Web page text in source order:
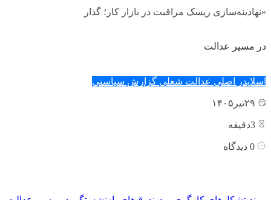
«نهادینه‌سازی ریسک مراقبت در بازار کار؛ گذار
در مسیر عدالت
اسلایدر اصلی عدالت شغلی گزارش سیاستی
تیر ۱۴۰۵
دقیقه
دیدگاه